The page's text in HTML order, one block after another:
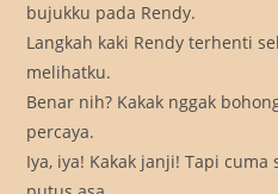
bujukku pada Rendy.
Langkah kaki Rendy terhenti
melihatku.
Benar nih? Kakak nggak
percaya.
Iya, iya! Kakak janji! Tapi